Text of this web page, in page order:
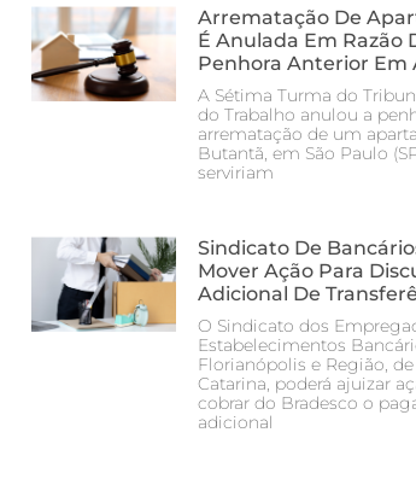
Arrematação De
É Anulada Em Razão
Penhora Anterior Em
A Sétima Turma do
do Trabalho anulou a
arrematação de um
Butantã, em São Paulo
serviriam
Sindicato De
Mover Ação Para
Adicional De
O Sindicato dos
Estabelecimentos
Florianópolis e Região, de
Catarina, poderá ajuizar
cobrar do Bradesco o
adicional